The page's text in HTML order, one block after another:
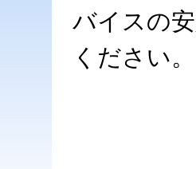
バイスの
ください。